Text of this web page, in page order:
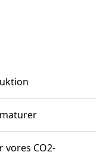
vores CO2-